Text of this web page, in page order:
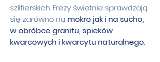
szlifierskich. Frezy świetnie sprawdzają
się zarówno na mokro jak i na sucho,
w obróbce granitu, spieków
kwarcowych i kwarcytu naturalnego.